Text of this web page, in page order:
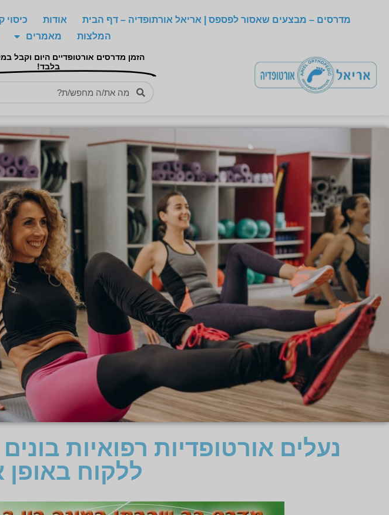
מדרסים – מבצעים שאסור לפספס | אריאל אורתופדיה – דף הבית אודות כיסוי
המלצות
מאמרים
הזמן מדרסים אורטופדיים היום וקבל
בלבד!
נעלים אורטופדיות רפואיות
ללקוח באופן